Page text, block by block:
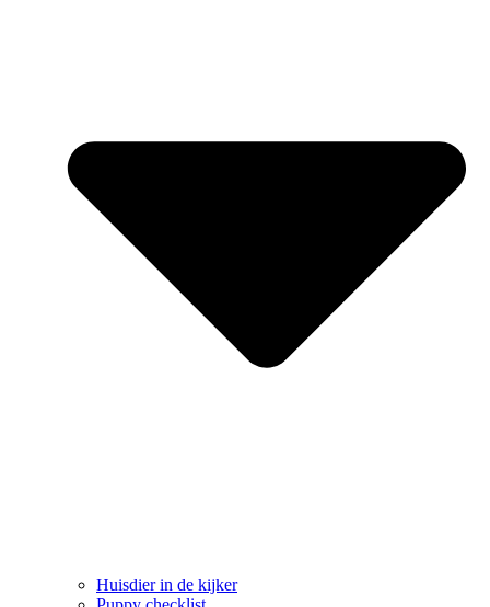
Huisdier in de kijker